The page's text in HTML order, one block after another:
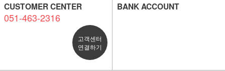
CUSTOMER CENTER
051-463-2316
고객센터
연결하기
BANK ACCOUNT